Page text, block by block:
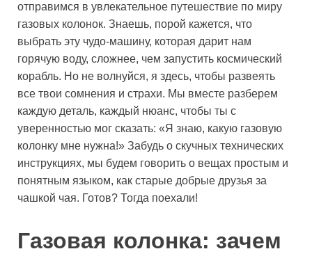
отправимся в увлекательное путешествие по миру
газовых колонок. Знаешь, порой кажется, что
выбрать эту чудо-машину, которая дарит нам
горячую воду, сложнее, чем запустить космический
корабль. Но не волнуйся, я здесь, чтобы развеять
все твои сомнения и страхи. Мы вместе разберем
каждую деталь, каждый нюанс, чтобы ты с
уверенностью мог сказать: «Я знаю, какую газовую
колонку мне нужна!» Забудь о скучных технических
инструкциях, мы будем говорить о вещах простым и
понятным языком, как старые добрые друзья за
чашкой чая. Готов? Тогда поехали!
Газовая колонка: зачем